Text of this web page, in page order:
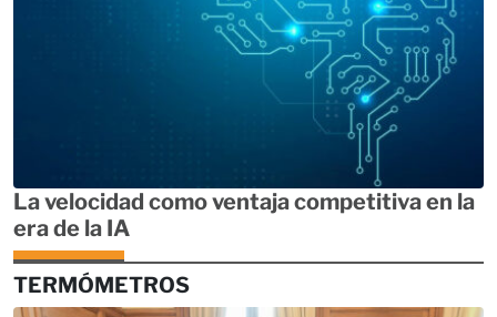
La velocidad como ventaja competitiva en la
era de la IA
TERMÓMETROS